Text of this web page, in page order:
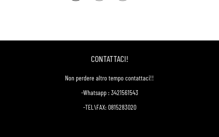
CONTATTACI!
Non perdere altro tempo contattaci!!
-Whatsapp : 3421561543
-TEL\FAX: 0815283020